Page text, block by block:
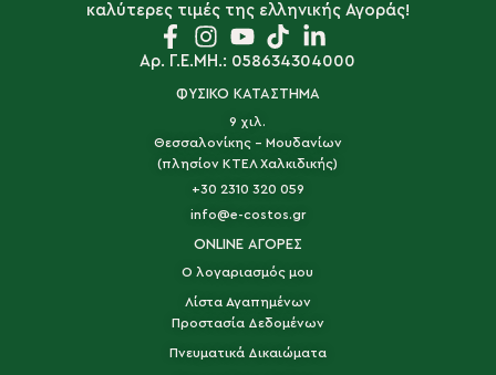
καλύτερες τιμές της ελληνικής Αγοράς!
Αρ. Γ.Ε.ΜΗ.: 058634304000
ΦΥΣΙΚΟ ΚΑΤΑΣΤΗΜΑ
9 χιλ.
Θεσσαλονίκης - Μουδανίων
(πλησίον ΚΤΕΛ Χαλκιδικής)
+30 2310 320 059
info@e-costos.gr
ONLINE ΑΓΟΡΕΣ
Ο λογαριασμός μου
Λίστα Αγαπημένων
Προστασία Δεδομένων
Πνευματικά Δικαιώματα